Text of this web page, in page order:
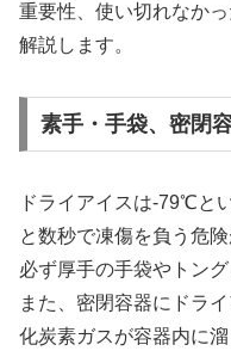
重要性、使い切れなか
解説します。
素手・手袋、密閉
ドライアイスは-79℃と
と数秒で凍傷を負う危険
必ず厚手の手袋やトン
また、密閉容器にドラ
化炭素ガスが容器内に